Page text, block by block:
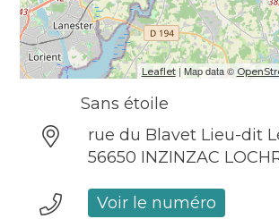
Leaflet| Map data ©
Sans étoile
rue du Blavet Lieu-dit
56650 INZINZAC
Voir le numéro